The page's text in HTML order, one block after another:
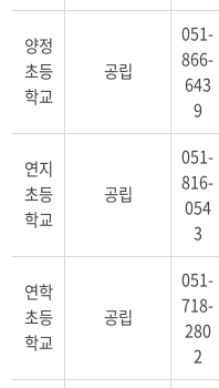
양정
초등
학교
공립
051-
866-
643
9
연지
초등
학교
공립
051-
816-
054
3
연학
초등
학교
공립
051-
718-
280
2